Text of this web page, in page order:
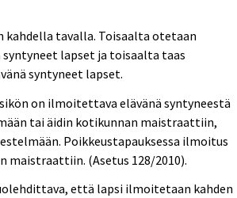
kahdella tavalla. Toisaalta otetaan
lapset ja toisaalta taas
syntyneet lapset.
on ilmoitettava elävänä syntyneestä
tai äidin kotikunnan maistraattiin,
Poikkeustapauksessa ilmoitus
maistraattiin. (Asetus 128/2010).
että lapsi ilmoitetaan kahden